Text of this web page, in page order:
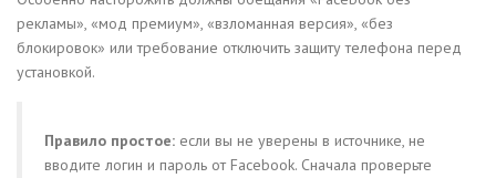
рекламы», «мод премиум», «взломанная версия», «без
блокировок» или требование отключить защиту телефона перед
установкой.
Правило простое: если вы не уверены в источнике, не
вводите логин и пароль от Facebook. Сначала проверьте